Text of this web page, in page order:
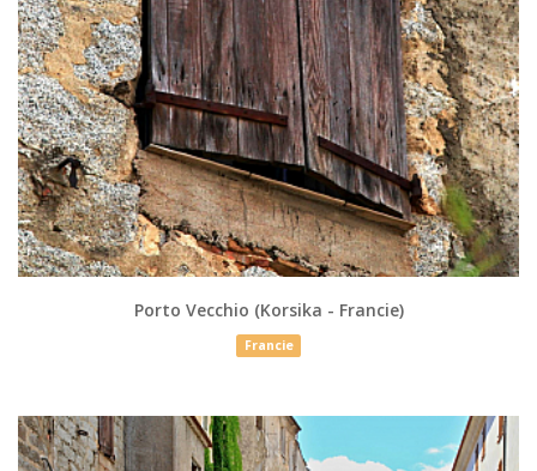
Porto Vecchio (Korsika - Francie)
Francie